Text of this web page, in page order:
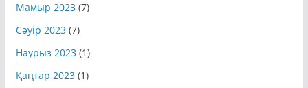
Мамыр 2023 (7)
Сәуір 2023 (7)
Наурыз 2023 (1)
Қаңтар 2023 (1)